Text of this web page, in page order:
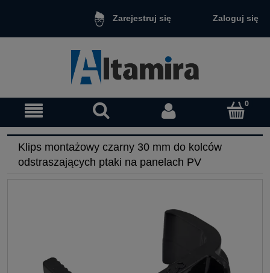
Zarejestruj się Zaloguj się
Klips montażowy czarny 30 mm do kolców
odstraszających ptaki na panelach PV